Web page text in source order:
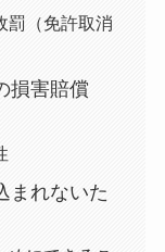
罰（免許取消
損害賠償
まれないた